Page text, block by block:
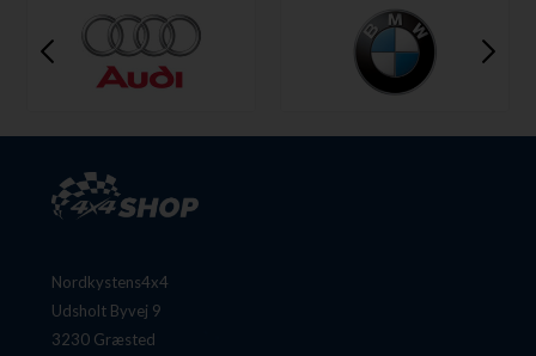
Nordkystens4x4
Udsholt Byvej 9
3230 Græsted